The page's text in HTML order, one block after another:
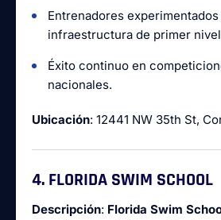
Entrenadores experimentados
infraestructura de primer
Éxito continuo en
nacionales.
Ubicación: 12441 NW 35th St,
4. FLORIDA SWIM SCHOOL
Descripción: Florida Swim